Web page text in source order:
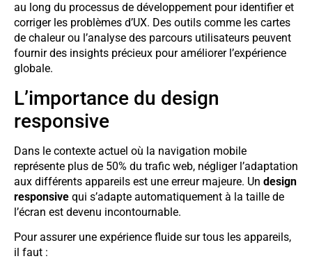
au long du processus de développement pour identifier et
corriger les problèmes d’UX. Des outils comme les cartes
de chaleur ou l’analyse des parcours utilisateurs peuvent
fournir des insights précieux pour améliorer l’expérience
globale.
L’importance du design
responsive
Dans le contexte actuel où la navigation mobile
représente plus de 50% du trafic web, négliger l’adaptation
aux différents appareils est une erreur majeure. Un design
responsive qui s’adapte automatiquement à la taille de
l’écran est devenu incontournable.
Pour assurer une expérience fluide sur tous les appareils,
il faut :